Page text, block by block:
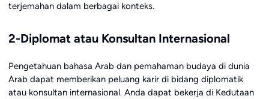
terjemahan dalam berbagai konteks.
2-Diplomat atau Konsultan Internasional
Pengetahuan bahasa Arab dan pemahaman budaya di dunia
Arab dapat memberikan peluang karir di bidang diplomatik
atau konsultan internasional. Anda dapat bekerja di Kedutaan